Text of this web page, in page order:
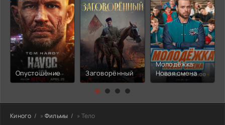
Опустошение Заговорённый
Молодёжка:
Новая смена
Киного » Фильмы » Тело